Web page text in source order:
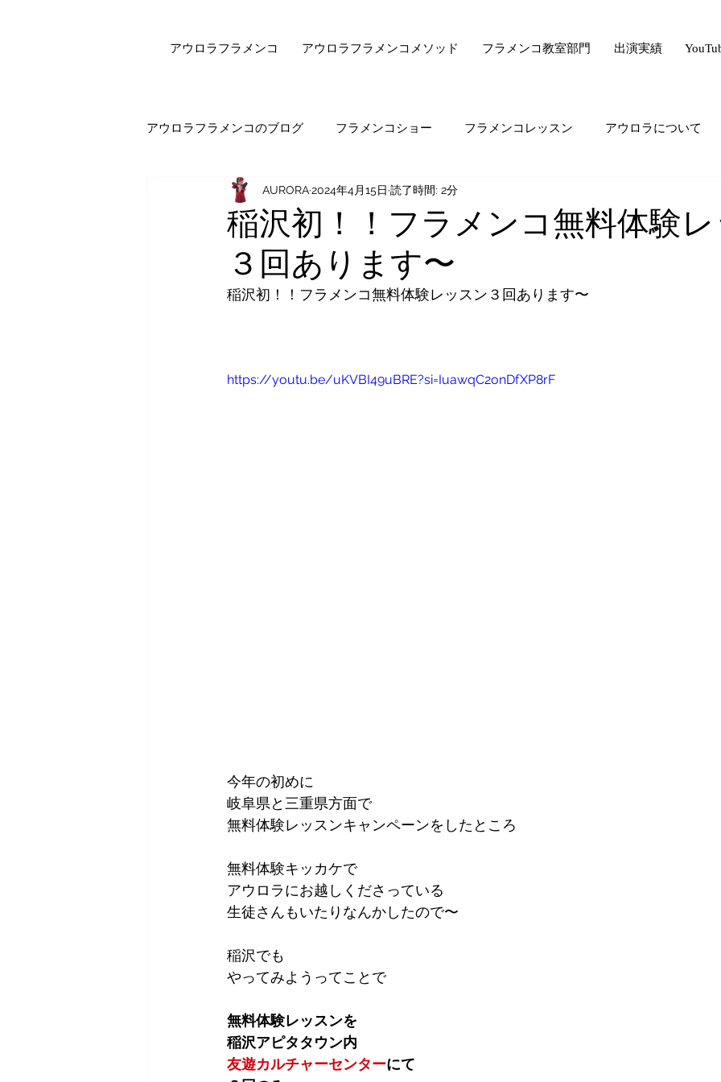
アウロラフラメンコ アウロラフラメンコメソッド フラメンコ教室部門 出演実績
アウロラフラメンコのブログ フラメンコショー フラメンコレッスン アウロラについて
健康・美容 フラメンコダンサー驚きの美容法シリーズ
オンラインレッスン エピソード・ゼロ・シリーズ
魅力的なフラメンコを踊るためには？？ フラメンコギター
稲沢初！！フラメンコ無料体験
３回あります〜
AURORA2024年4月15日 読了時間: 2分
稲沢初！！フラメンコ無料体験レッスン３回あります〜
https://youtu.be/uKVBI49uBRE?si=IuawqC2onDfXP8rF
今年の初めに
岐阜県と三重県方面で
無料体験レッスンキャンペーンをしたところ
無料体験キッカケで
アウロラにお越しくださっている
生徒さんもいたりなんかしたので〜
稲沢でも
やってみようってことで
無料体験レッスンを
稲沢アピタタウン内
友遊カルチャーセンターにて